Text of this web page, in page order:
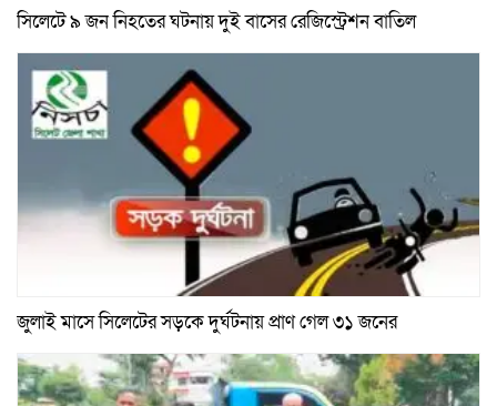
সিলেটে ৯ জন নিহতের ঘটনায় দুই বাসের রেজিস্ট্রেশন বাতিল
জুলাই মাসে সিলেটের সড়কে দুর্ঘটনায় প্রাণ গেল ৩১ জনের